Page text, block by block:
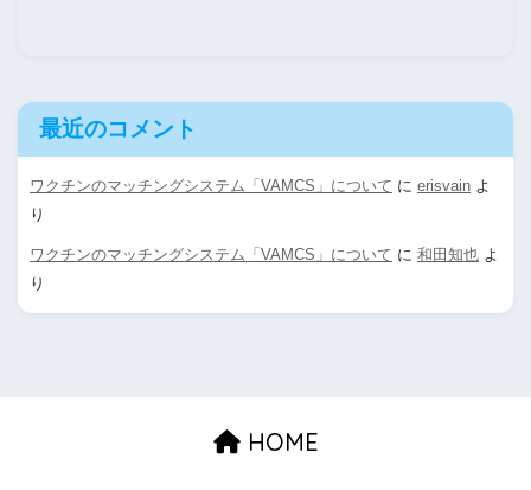
最近のコメント
ワクチンのマッチングシステム「VAMCS」について に erisvain よ
り
ワクチンのマッチングシステム「VAMCS」について に 和田知也 よ
り
HOME